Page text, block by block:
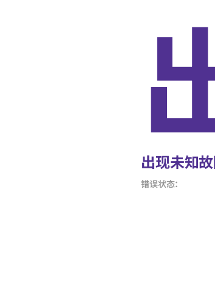
出现未知
错误状态：